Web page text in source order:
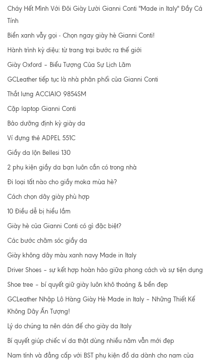
Cháy Hết Mình Với Đôi Giày Lười Gianni Conti "Made in Italy" Đầy Cá
Tính
Biển xanh vẫy gọi - Chọn ngay giày hè Gianni Conti!
Hành trình kỳ diệu: từ trang trại bước ra thế giới
Giày Oxford – Biểu Tượng Của Sự Lịch Lãm
GCLeather tiếp tục là nhà phân phối của Gianni Conti
Thắt lưng ACCIAIO 9854SM
Cặp laptop Gianni Conti
Bảo dưỡng định kỳ giày da
Ví đựng thẻ ADPEL 551C
Giầy da lộn Bellesi 130
2 phụ kiện giầy da bạn luôn cần có trong nhà
Đi loại tất nào cho giầy moka mùa hè?
Cách chọn dây giày phù hợp
10 Điều dễ bị hiểu lầm
Giày hè của Gianni Conti có gì đặc biệt?
Các bước chăm sóc giầy da
Giày không dây màu xanh navy Made in Italy
Driver Shoes – sự kết hợp hoàn hảo giữa phong cách và sự tiện dụng
Shoe tree – bí quyết giữ giày luôn khô thoáng & bền đẹp
GCLeather Nhập Lô Hàng Giày Hè Made in Italy – Những Thiết Kế
Không Dây Ấn Tượng!
Lý do chúng ta nên dán đế cho giày da Italy
Bí quyết giúp chiếc ví da thật dùng nhiều năm vẫn mới đẹp
Nam tính và đẳng cấp với BST phụ kiện đồ da dành cho nam của